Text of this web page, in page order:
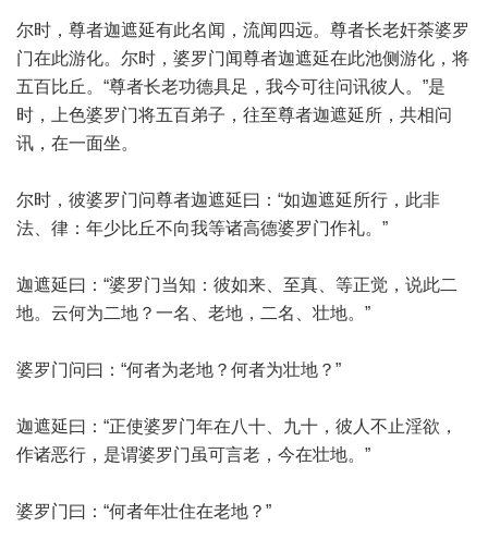
尔时，尊者迦遮延有此名闻，流闻四远。尊者长老奸荼婆罗
门在此游化。尔时，婆罗门闻尊者迦遮延在此池侧游化，将
五百比丘。“尊者长老功德具足，我今可往问讯彼人。”是
时，上色婆罗门将五百弟子，往至尊者迦遮延所，共相问
讯，在一面坐。
尔时，彼婆罗门问尊者迦遮延曰：“如迦遮延所行，此非
法、律：年少比丘不向我等诸高德婆罗门作礼。”
迦遮延曰：“婆罗门当知：彼如来、至真、等正觉，说此二
地。云何为二地？一名、老地，二名、壮地。”
婆罗门问曰：“何者为老地？何者为壮地？”
迦遮延曰：“正使婆罗门年在八十、九十，彼人不止淫欲，
作诸恶行，是谓婆罗门虽可言老，今在壮地。”
婆罗门曰：“何者年壮住在老地？”